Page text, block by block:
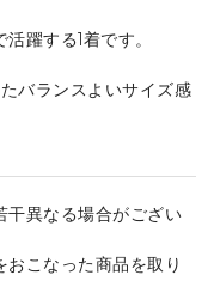
躍する1着です。
バランスよいサイズ感
異なる場合がござい
こなった商品を取り